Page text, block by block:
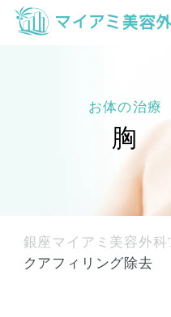
お体の治療
胸
銀座マイアミ美容外科
クアフィリング除去